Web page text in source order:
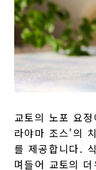
교토의 노포 요
라야마 조스'의
를 제공합니다.
며들어 교토의